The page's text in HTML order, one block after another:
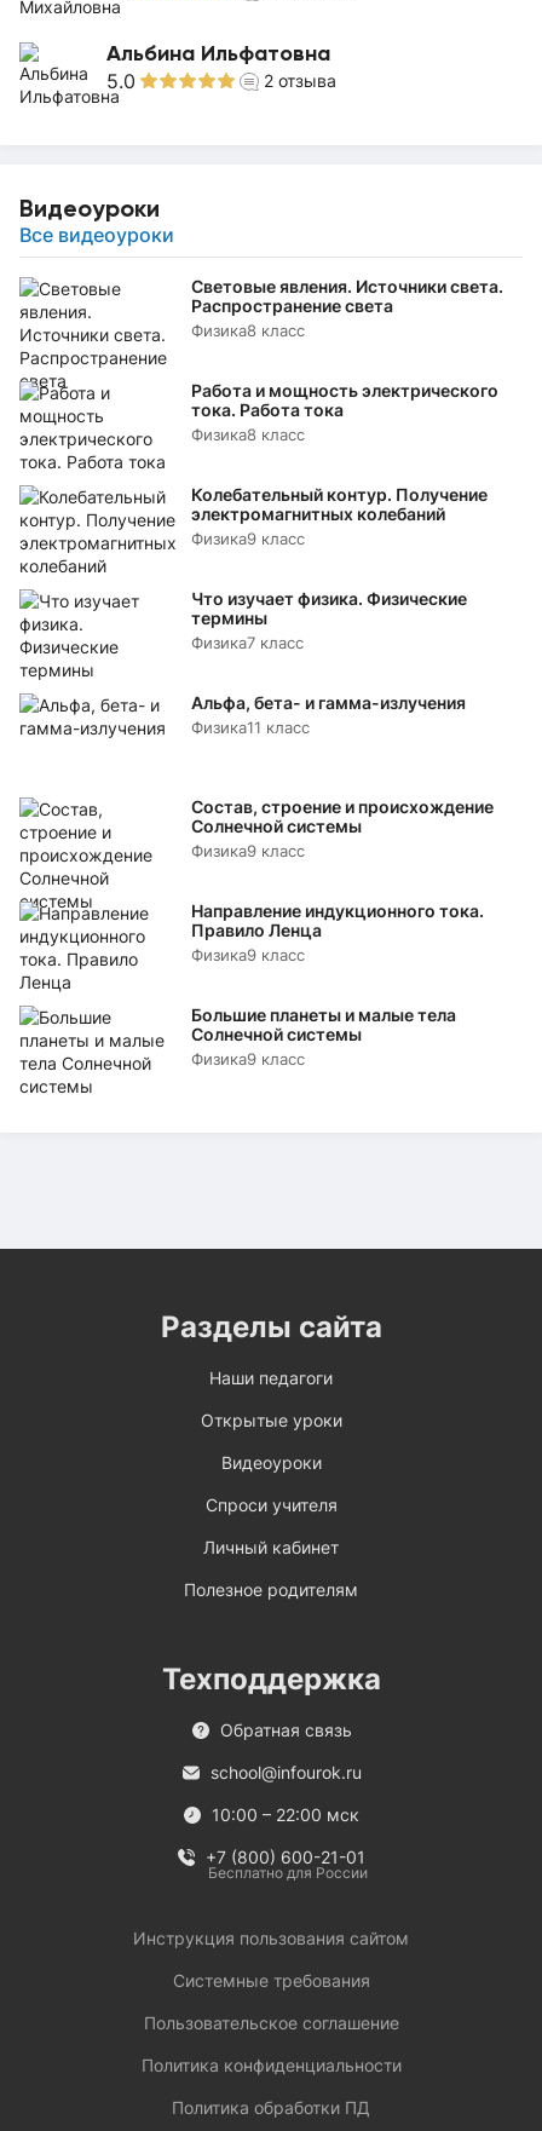
Альбина Ильфатовна
5.0 2 отзыва
Видеоуроки
Все видеоуроки
Световые явления. Источники света.
Распространение света
Физика8 класс
Работа и мощность электрического
тока. Работа тока
Физика8 класс
Колебательный контур. Получение
электромагнитных колебаний
Физика9 класс
Что изучает физика. Физические
термины
Физика7 класс
Альфа, бета- и гамма-излучения
Физика11 класс
Состав, строение и происхождение
Солнечной системы
Физика9 класс
Направление индукционного тока.
Правило Ленца
Физика9 класс
Большие планеты и малые тела
Солнечной системы
Физика9 класс
Разделы сайта
Наши педагоги
Открытые уроки
Видеоуроки
Спроси учителя
Личный кабинет
Полезное родителям
Техподдержка
Обратная связь
school@infourok.ru
10:00 – 22:00 мск
+7 (800) 600-21-01
Бесплатно для России
Инструкция пользования сайтом
Системные требования
Пользовательское соглашение
Политика конфиденциальности
Политика обработки ПД